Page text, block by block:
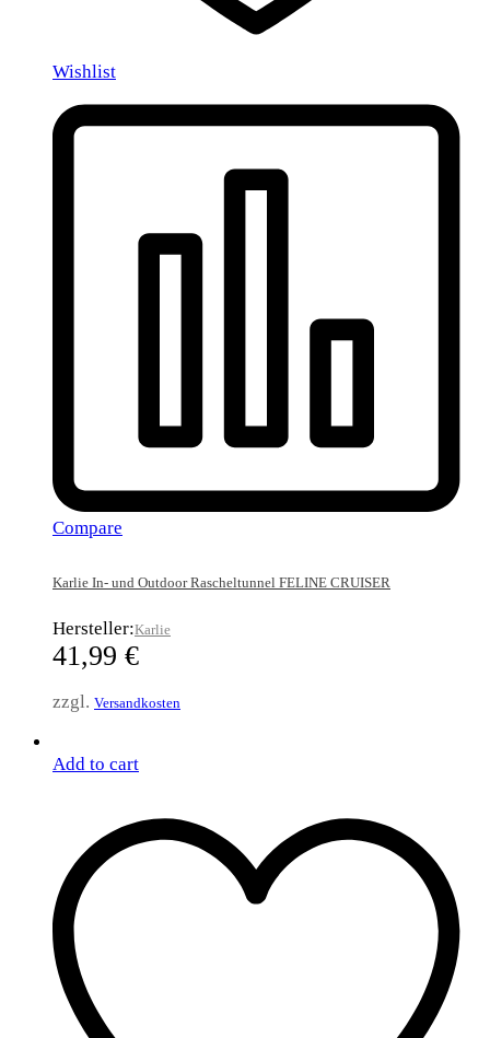
Wishlist
Compare
Karlie In- und Outdoor Rascheltunnel FELINE CRUISER
Hersteller:Karlie
41,99 €
zzgl. Versandkosten
Add to cart